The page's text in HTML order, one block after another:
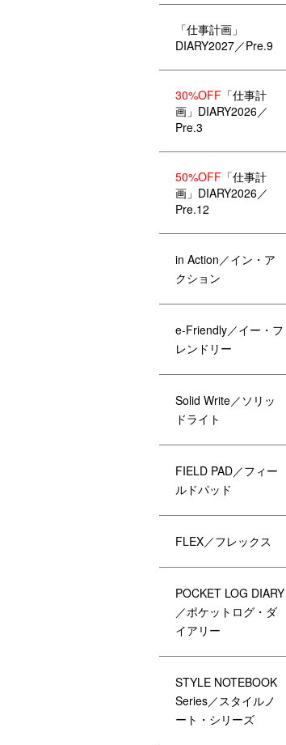
「仕事計画」
DIARY2027／Pre.9
30%OFF 「仕事計
画」DIARY2026／
Pre.3
50%OFF 「仕事計
画」DIARY2026／
Pre.12
in Action／イン・ア
クション
e-Friendly／イー・フ
レンドリー
Solid Write／ソリッ
ドライト
FIELD PAD／フィー
ルドパッド
FLEX／フレックス
POCKET LOG DIARY
／ポケットログ・ダ
イアリー
STYLE NOTEBOOK
Series／スタイルノ
ート・シリーズ